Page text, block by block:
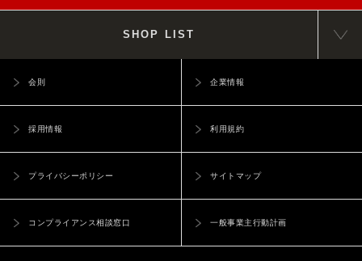
SHOP LIST
会則 企業情報
採用情報 利用規約
プライバシーポリシー サイトマップ
コンプライアンス相談窓口 一般事業主行動計画